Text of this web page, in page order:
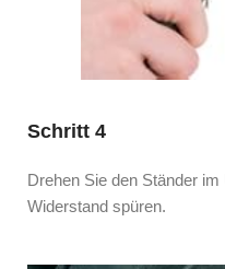
Schritt 4
Drehen Sie den Ständer
Widerstand spüren.